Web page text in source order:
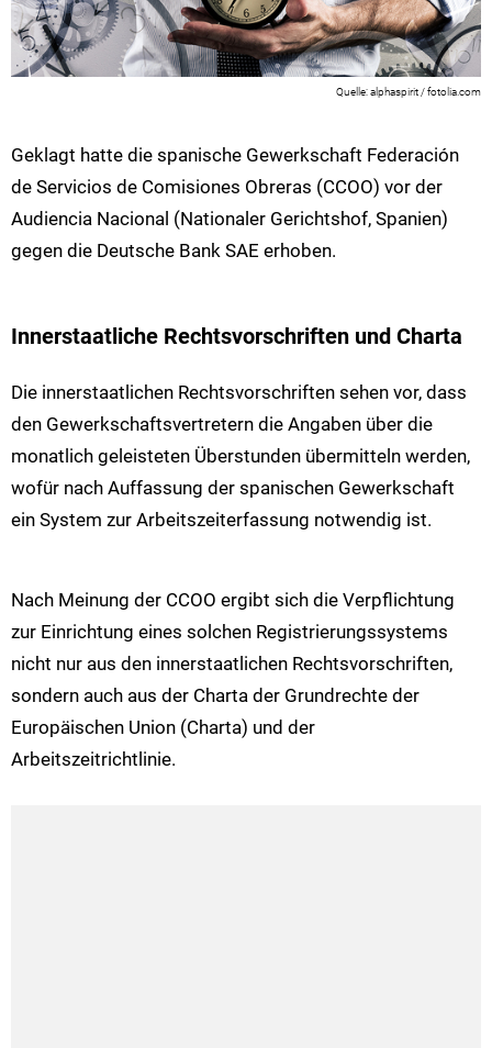
alphaspirit / fotolia.com
Geklagt hatte die spanische Gewerkschaft Federación
de Servicios de Comisiones Obreras (CCOO) vor der
Audiencia Nacional (Nationaler Gerichtshof, Spanien)
gegen die Deutsche Bank SAE erhoben.
Innerstaatliche Rechtsvorschriften und Charta
Die innerstaatlichen Rechtsvorschriften sehen vor, dass
den Gewerkschaftsvertretern die Angaben über die
monatlich geleisteten Überstunden übermitteln werden,
wofür nach Auffassung der spanischen Gewerkschaft
ein System zur Arbeitszeiterfassung notwendig ist.
Nach Meinung der CCOO ergibt sich die Verpflichtung
zur Einrichtung eines solchen Registrierungssystems
nicht nur aus den innerstaatlichen Rechtsvorschriften,
sondern auch aus der Charta der Grundrechte der
Europäischen Union (Charta) und der
Arbeitszeitrichtlinie.